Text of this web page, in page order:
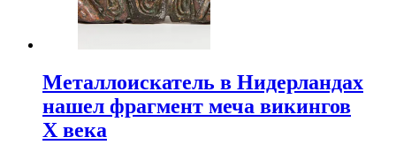
Металлоискатель в Нидерландах
нашел фрагмент меча викингов
X века